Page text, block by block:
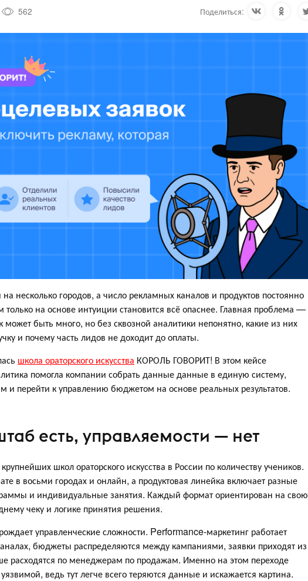
562 Поделиться:
несколько городов, а число рекламных каналов и продуктов постоянно
только на основе интуиции становится всё опаснее. Главная проблема —
быть много, но без сквозной аналитики непонятно, какие из них
и почему часть лидов не доходит до оплаты.
школа ораторского искусства КОРОЛЬ ГОВОРИТ! В этом кейсе
помогла компании собрать данные данные в единую систему,
и перейти к управлению бюджетом на основе реальных результатов.
есть, управляемости — нет
школ ораторского искусства в России по количеству учеников.
в восьми городах и онлайн, а продуктовая линейка включает разные
и индивидуальные занятия. Каждый формат ориентирован на свою
чеку и логике принятия решения.
управленческие сложности. Performance-маркетинг работает
бюджеты распределяются между кампаниями, заявки приходят из
расходятся по менеджерам по продажам. Именно на этом переходе
ведь тут легче всего теряются данные и искажается картина.